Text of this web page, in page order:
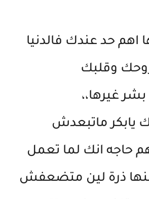
حد عندك فالدنيا
وقلبك
غيرها،،
يابكر ماتبعدش
حاجه انك لما تعمل
ذرة لين متضعفش